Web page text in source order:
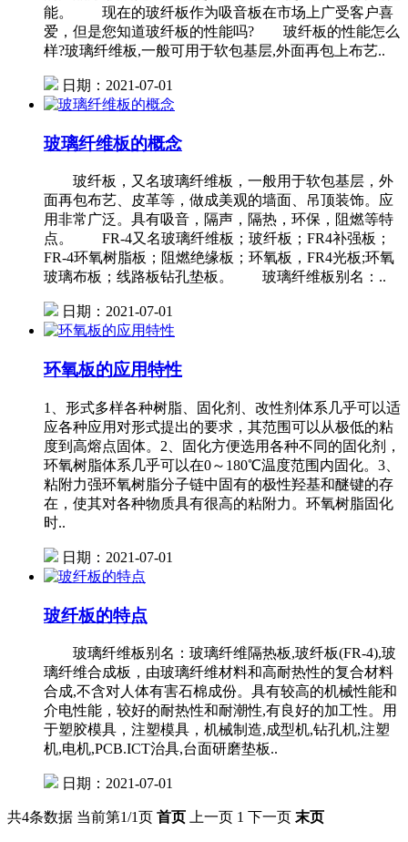
能。 现在的玻纤板作为吸音板在市场上广受客户喜
爱，但是您知道玻纤板的性能吗? 玻纤板的性能怎么
样?玻璃纤维板,一般可用于软包基层,外面再包上布艺..
日期：2021-07-01
玻璃纤维板的概念
玻纤板，又名玻璃纤维板，一般用于软包基层，外
面再包布艺、皮革等，做成美观的墙面、吊顶装饰。应
用非常广泛。具有吸音，隔声，隔热，环保，阻燃等特
点。 FR-4又名玻璃纤维板；玻纤板；FR4补强板；
FR-4环氧树脂板；阻燃绝缘板；环氧板，FR4光板;环氧
玻璃布板；线路板钻孔垫板。 玻璃纤维板别名：..
日期：2021-07-01
环氧板的应用特性
1、形式多样各种树脂、固化剂、改性剂体系几乎可以适
应各种应用对形式提出的要求，其范围可以从极低的粘
度到高熔点固体。2、固化方便选用各种不同的固化剂，
环氧树脂体系几乎可以在0～180℃温度范围内固化。3、
粘附力强环氧树脂分子链中固有的极性羟基和醚键的存
在，使其对各种物质具有很高的粘附力。环氧树脂固化
时..
日期：2021-07-01
玻纤板的特点
玻璃纤维板别名：玻璃纤维隔热板,玻纤板(FR-4),玻
璃纤维合成板，由玻璃纤维材料和高耐热性的复合材料
合成,不含对人体有害石棉成份。具有较高的机械性能和
介电性能，较好的耐热性和耐潮性,有良好的加工性。用
于塑胶模具，注塑模具，机械制造,成型机,钻孔机,注塑
机,电机,PCB.ICT治具,台面研磨垫板..
日期：2021-07-01
共4条数据 当前第1/1页 首页 上一页 1 下一页 末页